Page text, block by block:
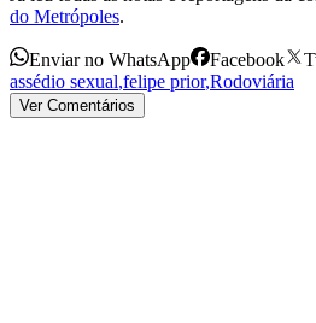
do Metrópoles.
Enviar no WhatsApp Facebook
assédio sexual,felipe prior,Rodoviária
Ver Comentários